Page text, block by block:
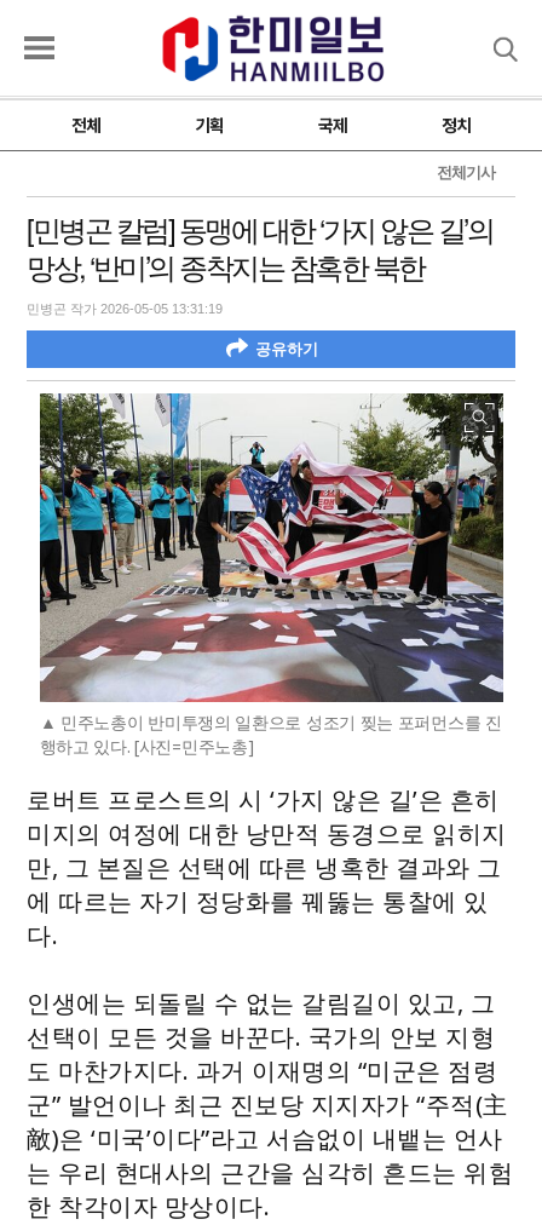
전체 기획 국제 정치
전체기사
[민병곤 칼럼] 동맹에 대한 ‘가지 않은 길’의
망상, ‘반미’의 종착지는 참혹한 북한
민병곤 작가 2026-05-05 13:31:19
공유하기
민주노총이 반미투쟁의 일환으로 성조기 찢는 포퍼먼스를 진
행하고 있다. [사진=민주노총]
로버트 프로스트의 시 ‘가지 않은 길’은 흔히
미지의 여정에 대한 낭만적 동경으로 읽히지
만, 그 본질은 선택에 따른 냉혹한 결과와 그
에 따르는 자기 정당화를 꿰뚫는 통찰에 있
다.
인생에는 되돌릴 수 없는 갈림길이 있고, 그
선택이 모든 것을 바꾼다. 국가의 안보 지형
도 마찬가지다. 과거 이재명의 “미군은 점령
군” 발언이나 최근 진보당 지지자가 “주적(主
敵)은 ‘미국’이다”라고 서슴없이 내뱉는 언사
는 우리 현대사의 근간을 심각히 흔드는 위험
한 착각이자 망상이다.